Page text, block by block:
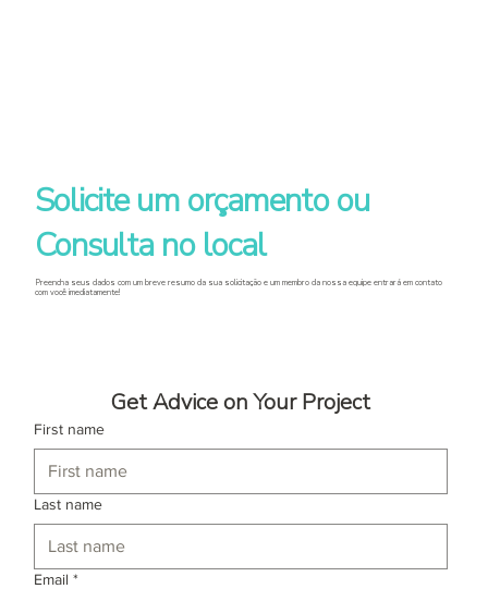
Solicite um orçamento ou
Consulta no local
Preencha seus dados com um breve resumo da sua solicitação e um membro da nossa equipe entrará em contato
com você imediatamente!
Get Advice on Your Project
First name
Last name
Email *